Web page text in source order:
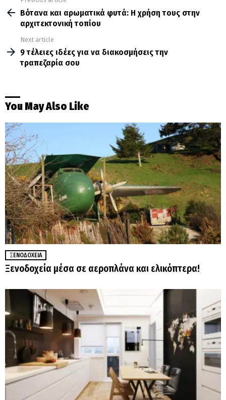
more Βότανα και αρωματικά φυτά: Η χρήση τους στην
αρχιτεκτονική τοπίου
Next article
9 τέλειες ιδέες για να διακοσμήσεις την
τραπεζαρία σου
You May Also Like
ΞΕΝΟΔΟΧΕΊΑ
Ξενοδοχεία μέσα σε αεροπλάνα και ελικόπτερα!